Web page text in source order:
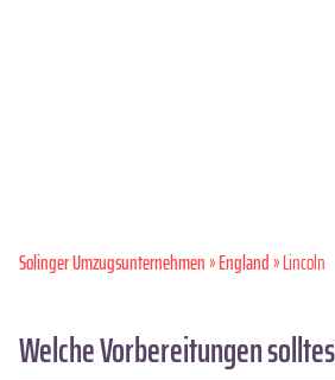
Solinger Umzugsunternehmen»England» Lincoln
Welche Vorbereitungen